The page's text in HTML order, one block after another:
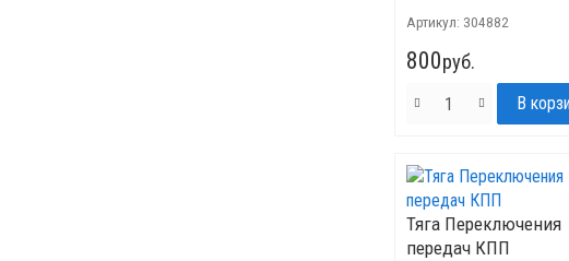
Артикул: 304882
800руб.
Тяга Переключения
передач КПП